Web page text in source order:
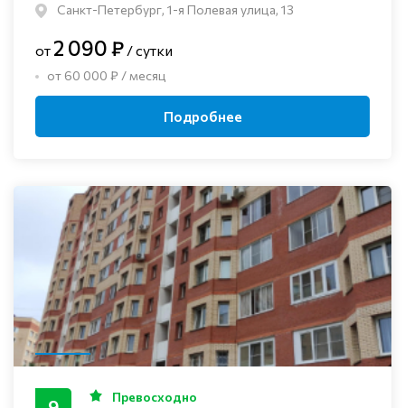
Санкт-Петербург, 1-я Полевая улица, 13
от 2 090 ₽ / сутки
от 60 000 ₽ / месяц
Подробнее
Превосходно